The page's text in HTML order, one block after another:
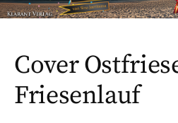
Cover
Friesenlauf